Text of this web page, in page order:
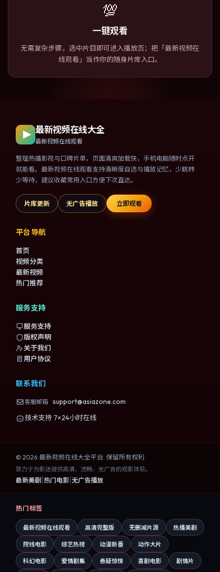
💯
一键观看
无需复杂步骤，选中片目即可进入播放页；把「最新视频在
线观看」当作你的随身片库入口。
最新视频在线大全
最新视频在线观看
整理热播影视与口碑片单，页面清爽加载快，手机电脑随时点开
就能看。最新视频在线观看支持清晰度自选与播放记忆，少跳转
少等待，建议收藏常用入口方便下次直达。
片库更新 无广告播放 立即观看
平台导航
首页
视频分类
最新视频
热门推荐
服务支持
服务支持
版权声明
关于我们
用户协议
联系我们
客服邮箱 support@asiazone.com
技术支持 7×24小时在线
© 2026 最新视频在线大全平台. 保留所有权利.
致力于为影迷提供高清、流畅、无广告的观影体验。
最新美剧 热门电影 无广告播放
热门标签
最新视频在线观看 高清完整版 无删减片源 热播美剧
院线电影 综艺热榜 动漫新番 动作大片
科幻电影 爱情剧集 悬疑惊悚 喜剧电影 剧情片